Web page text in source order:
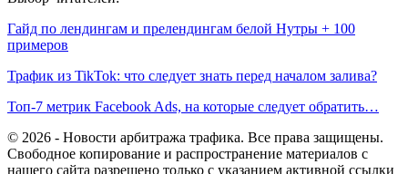
Гайд по лендингам и прелендингам белой Нутры + 100
примеров
Трафик из TikTok: что следует знать перед началом залива?
Топ-7 метрик Facebook Ads, на которые следует обратить…
© 2026 - Новости арбитража трафика. Все права защищены.
Свободное копирование и распространение материалов с
нашего сайта разрешено только с указанием активной ссылки